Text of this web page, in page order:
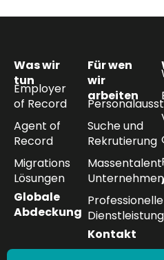
Was wir
tun
Employer
of Record
Agent of
Record
Migrations
Lösungen
Globale
Abdeckung
Für wen
wir
arbeiten
Suche und
Rekrutierung
Massentalent
Unternehmen
Professionelle
Kontakt